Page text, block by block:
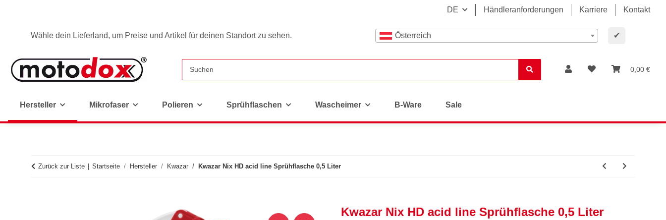
DE Händleranforderungen Karriere Kontakt
Wähle dein Lieferland, um Preise und Artikel für deinen Standort zu sehen. Österreich ✔
0,00 €
Hersteller Mikrofaser Polieren Sprühflaschen Wascheimer B-Ware Sale
Zurück zur Liste Startseite Hersteller Kwazar Kwazar Nix HD acid line Sprühflasche 0,5 Liter
Kwazar Nix HD acid line Sprühflasche 0,5 Liter